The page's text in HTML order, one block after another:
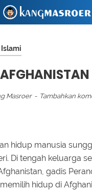
Islami
Masroer Tambahkan
hidup manusia
Di tengah keluarga
gadis
hidup di